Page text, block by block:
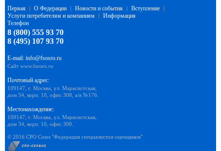
Первая | О Федерации | Новости и события | Вступление |
Услуги потребителям и компаниям |
Информация
Телефон
8 (800) 555 93 70
8 (495) 107 93 70
E-mail: info@fsosro.ru
Сайт www.fsosro.ru
Почтовый адрес:
109147, г. Москва, ул. Марксистская,
дом 34, корп. 10, офис 308, а/я №176.
Местонахождение:
109147, г. Москва, ул. Марксистская,
дом 34, корп. 10, офис 308.
© 2016 СРО Союз "Федерация специалистов оценщиков"